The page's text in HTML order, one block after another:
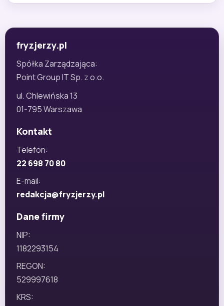
fryzjerzy.pl
Spółka Zarządzająca:
Point Group IT Sp. z o.o.
ul. Chlewińska 13
01-795 Warszawa
Kontakt
Telefon:
22 698 70 80
E-mail:
redakcja@fryzjerzy.pl
Dane firmy
NIP:
1182293154
REGON:
529997618
KRS: